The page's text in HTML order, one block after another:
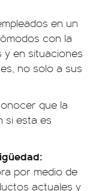
en un
con la
y en situaciones
no solo a sus
que la
si esta es
por medio de
actuales y